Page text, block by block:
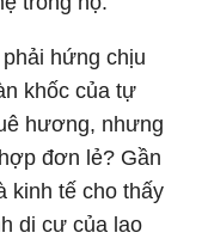
hứng chịu
khốc của tự
hương, nhưng
đơn lẻ? Gần
kinh tế cho thấy
di cư của lao